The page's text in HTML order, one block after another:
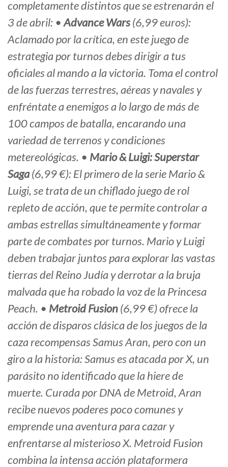
completamente distintos que se estrenarán el
3 de abril: •Advance Wars(6,99 euros):
Aclamado por la crítica, en este juego de
estrategia por turnos debes dirigir a tus
oficiales al mando a la victoria. Toma el control
de las fuerzas terrestres, aéreas y navales y
enfréntate a enemigos a lo largo de más de
100 campos de batalla, encarando una
variedad de terrenos y condiciones
metereológicas. • Mario & Luigi: Superstar
Saga(6,99 €): El primero de la serie Mario &
Luigi, se trata de un chiflado juego de rol
repleto de acción, que te permite controlar a
ambas estrellas simultáneamente y formar
parte de combates por turnos. Mario y Luigi
deben trabajar juntos para explorar las vastas
tierras del Reino Judía y derrotar a la bruja
malvada que ha robado la voz de la Princesa
Peach. • Metroid Fusion(6,99 €) ofrece la
acción de disparos clásica de los juegos de la
caza recompensas Samus Aran, pero con un
giro a la historia: Samus es atacada por X, un
parásito no identificado que la hiere de
muerte. Curada por DNA de Metroid, Aran
recibe nuevos poderes poco comunes y
emprende una aventura para cazar y
enfrentarse al misterioso X. Metroid Fusion
combina la intensa acción plataformera